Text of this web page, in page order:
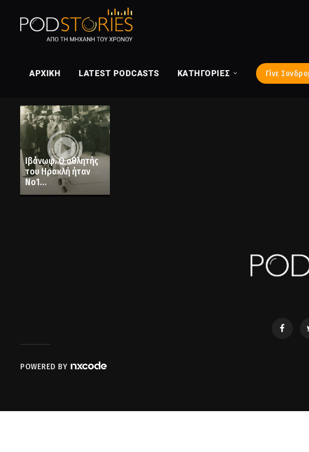
ΑΡΧΙΚΉ LATEST PODCASTS ΚΑΤΗΓΟΡΊΕΣ Γίνε
Ιβάνωφ. Ο αθλητής
του Ηρακλή ήταν
Νο1
καταζητούμενος
POWERED BY